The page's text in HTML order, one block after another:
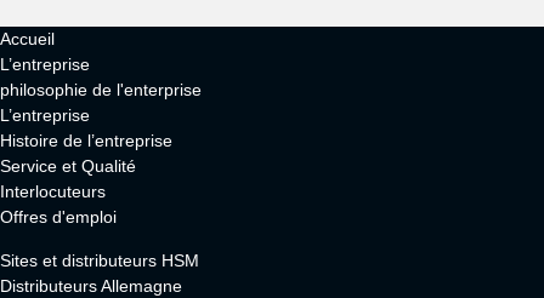
Accueil
L’entreprise
philosophie de l'enterprise
L’entreprise
Histoire de l’entreprise
Service et Qualité
Interlocuteurs
Offres d'emploi
Sites et distributeurs HSM
Distributeurs Allemagne